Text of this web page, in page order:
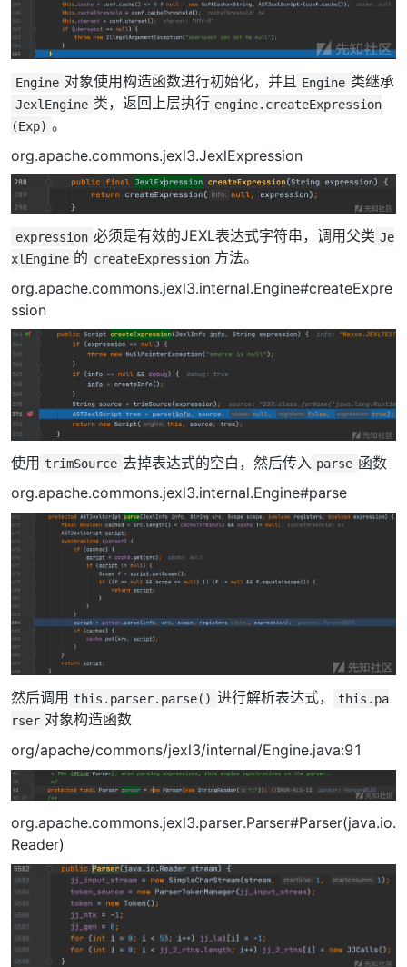
Engine 对象使用构造函数进行初始化，并且 Engine 类继承
JexlEngine 类，返回上层执行 engine.createExpression
(Exp) 。
org.apache.commons.jexl3.JexlExpression
expression 必须是有效的JEXL表达式字符串，调用父类 Je
xlEngine 的 createExpression 方法。
org.apache.commons.jexl3.internal.Engine#createExpre
ssion
使用 trimSource 去掉表达式的空白，然后传入 parse 函数
org.apache.commons.jexl3.internal.Engine#parse
然后调用 this.parser.parse() 进行解析表达式，
this.pa
rser 对象构造函数
org/apache/commons/jexl3/internal/Engine.java:91
org.apache.commons.jexl3.parser.Parser#Parser(java.io.
Reader)